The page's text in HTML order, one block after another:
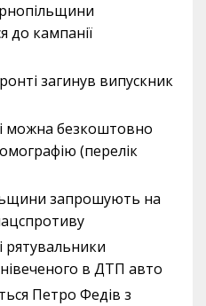
до кампанії
загинув випускник
можна безкоштовно
(перелік
запрошують на
в ДТП авто
Петро Федів з